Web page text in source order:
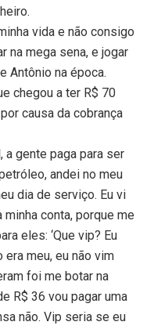
vida e não consigo
na mega sena, e jogar
Antônio na época.
chegou a ter R$ 70
causa da cobrança
a gente paga para ser
andei no meu
dia de serviço. Eu vi
conta, porque me
eles: ‘Que vip? Eu
era meu, eu não vim
foi me botar na
R$ 36 vou pagar uma
não. Vip seria se eu